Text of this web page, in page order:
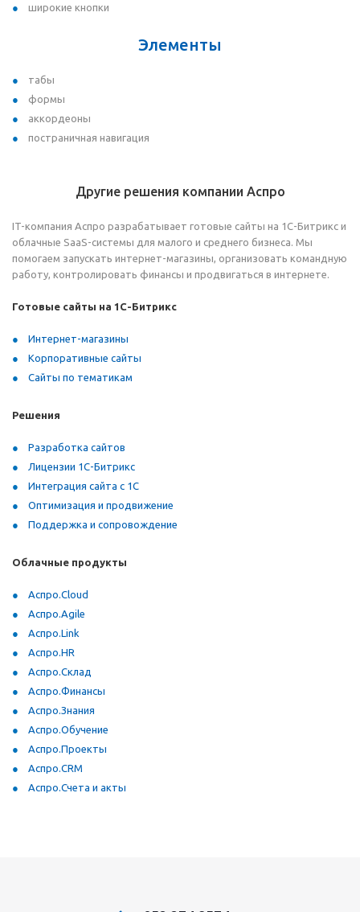
широкие кнопки
Элементы
табы
формы
аккордеоны
постраничная навигация
Другие решения компании Аспро
IT-компания Аспро разрабатывает готовые сайты на 1С-Битрикс и
облачные SaaS-системы для малого и среднего бизнеса. Мы
помогаем запускать интернет-магазины, организовать командную
работу, контролировать финансы и продвигаться в интернете.
Готовые сайты на 1С-Битрикс
Интернет-магазины
Корпоративные сайты
Сайты по тематикам
Решения
Разработка сайтов
Лицензии 1С-Битрикс
Интеграция сайта с 1С
Оптимизация и продвижение
Поддержка и сопровождение
Облачные продукты
Аспро.Cloud
Аспро.Agile
Аспро.Link
Аспро.HR
Аспро.Склад
Аспро.Финансы
Аспро.Знания
Аспро.Обучение
Аспро.Проекты
Аспро.CRM
Аспро.Счета и акты